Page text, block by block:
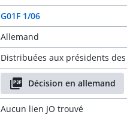
G01F 1/06
Allemand
Distribuées aux présidents
Décision en allemand
Aucun lien JO trouvé